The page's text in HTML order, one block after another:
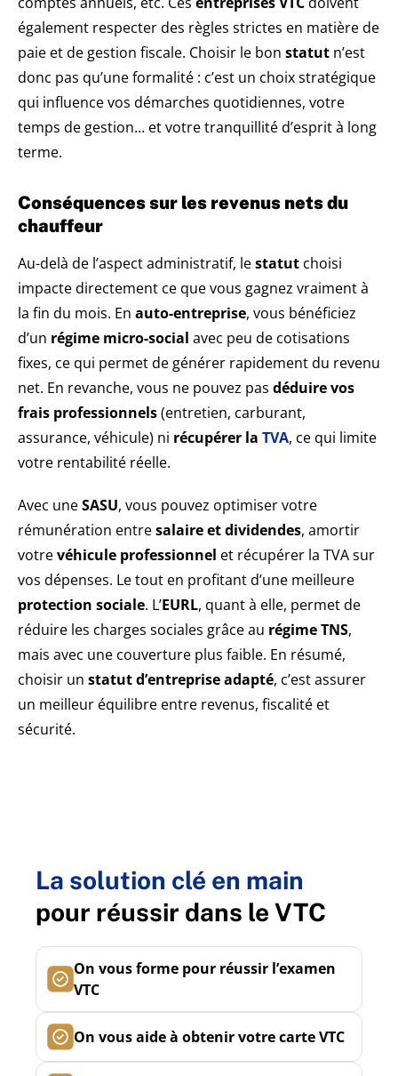
également respecter des règles strictes en matière de
paie et de gestion fiscale. Choisir le bon statut n’est
donc pas qu’une formalité : c’est un choix stratégique
qui influence vos démarches quotidiennes, votre
temps de gestion… et votre tranquillité d’esprit à long
terme.
Conséquences sur les revenus nets du
chauffeur
Au-delà de l’aspect administratif, lestatut choisi
impacte directement ce que vous gagnez vraiment à
la fin du mois. En auto-entreprise, vous bénéficiez
d’un régime micro-social avec peu de cotisations
fixes, ce qui permet de générer rapidement du revenu
net. En revanche, vous ne pouvez pas déduire vos
frais professionnels(entretien, carburant,
assurance, véhicule) ni récupérer la TVA, ce qui limite
votre rentabilité réelle.
Avec uneSASU, vous pouvez optimiser votre
rémunération entresalaire et dividendes, amortir
votrevéhicule professionnel et récupérer la TVA sur
vos dépenses. Le tout en profitant d’une meilleure
protection sociale. L’EURL, quant à elle, permet de
réduire les charges sociales grâce au régime TNS,
mais avec une couverture plus faible. En résumé,
choisir un statut d’entreprise adapté, c’est assurer
un meilleur équilibre entre revenus, fiscalité et
sécurité.
La solution clé en main
pour réussir dans le VTC
On vous forme pour réussir l’examen
VTC
On vous aide à obtenir votre carte VTC